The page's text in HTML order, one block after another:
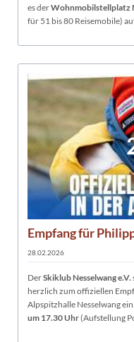
es derWohnmobilstellplatz
für 51 bis 80 Reisemobile)
Empfang für
28.02.2026
DerSkiklub Nesselwang e.V.
herzlich zum offiziellen
Alpspitzhalle Nesselwang
um 17.30 Uhr(Aufstellung